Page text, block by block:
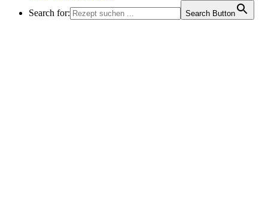
Search for:
Search Button